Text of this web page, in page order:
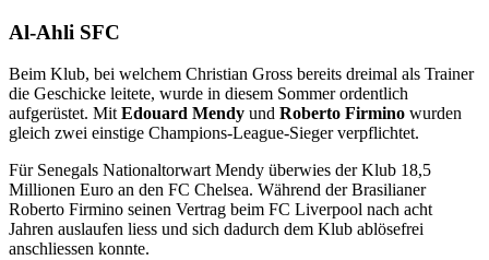
Al-Ahli SFC
Beim Klub, bei welchem Christian Gross bereits dreimal als Trainer
die Geschicke leitete, wurde in diesem Sommer ordentlich
aufgerüstet. Mit Edouard Mendy und Roberto Firmino wurden
gleich zwei einstige Champions-League-Sieger verpflichtet.
Für Senegals Nationaltorwart Mendy überwies der Klub 18,5
Millionen Euro an den FC Chelsea. Während der Brasilianer
Roberto Firmino seinen Vertrag beim FC Liverpool nach acht
Jahren auslaufen liess und sich dadurch dem Klub ablösefrei
anschliessen konnte.